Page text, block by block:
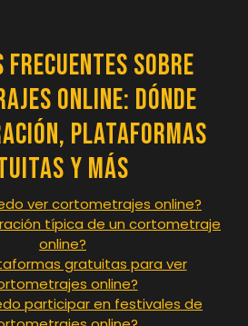
Frecuentes sobre
Online: Dónde
Plataformas
y Más
ver cortometrajes online?
típica de un cortometraje
online?
gratuitas para ver
online?
participar en festivales de